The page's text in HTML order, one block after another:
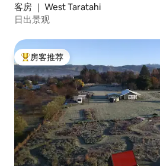
客房 ｜ West Taratahi
日出景观
热门「房客推荐」
房客推荐